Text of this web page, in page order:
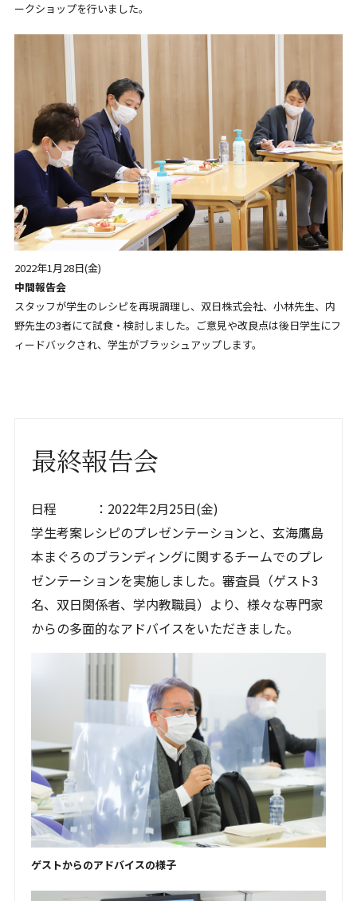
ークショップを行いました。
2022年1月28日(金)
中間報告会
スタッフが学生のレシピを再現調理し、双日株式会社、小林先生、内
野先生の3者にて試食・検討しました。ご意見や改良点は後日学生にフ
ィードバックされ、学生がブラッシュアップします。
最終報告会
日程 ：2022年2月25日(金)
学生考案レシピのプレゼンテーションと、玄海鷹島
本まぐろのブランディングに関するチームでのプレ
ゼンテーションを実施しました。審査員（ゲスト3
名、双日関係者、学内教職員）より、様々な専門家
からの多面的なアドバイスをいただきました。
ゲストからのアドバイスの様子